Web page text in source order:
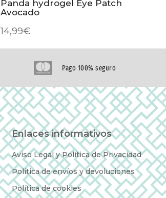
Panda hydrogel Eye Patch
Avocado
14,99€
Pago 100% seguro
Enlaces informativos
Aviso Legal y Política de Privacidad
Política de envíos y devoluciones
Política de cookies